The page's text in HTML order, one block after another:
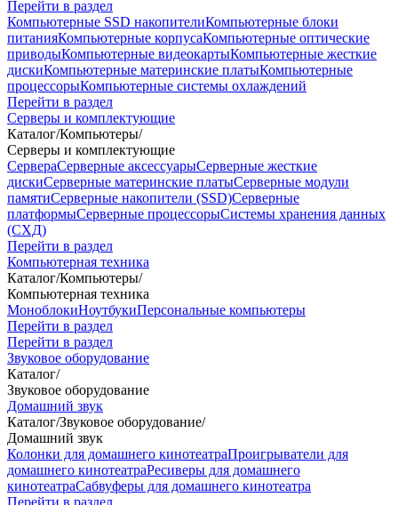
Перейти в раздел
Компьютерные SSD накопителиКомпьютерные блоки
питанияКомпьютерные корпусаКомпьютерные оптические
приводыКомпьютерные видеокартыКомпьютерные жесткие
дискиКомпьютерные материнские платыКомпьютерные
процессорыКомпьютерные системы охлаждений
Перейти в раздел
Серверы и комплектующие
Каталог/Компьютеры/
Серверы и комплектующие
СервераСерверные аксессуарыСерверные жесткие
дискиСерверные материнские платыСерверные модули
памятиСерверные накопители (SSD)Серверные
платформыСерверные процессорыСистемы хранения данных
(СХД)
Перейти в раздел
Компьютерная техника
Каталог/Компьютеры/
Компьютерная техника
МоноблокиНоутбукиПерсональные компьютеры
Перейти в раздел
Перейти в раздел
Звуковое оборудование
Каталог/
Звуковое оборудование
Домашний звук
Каталог/Звуковое оборудование/
Домашний звук
Колонки для домашнего кинотеатраПроигрыватели для
домашнего кинотеатраРесиверы для домашнего
кинотеатраСабвуферы для домашнего кинотеатра
Перейти в раздел